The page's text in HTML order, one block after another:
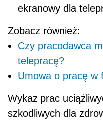
ekranowy dla
Zobacz również:
Czy pracodawca
telepracę?
Umowa o pracę w
Wykaz prac
szkodliwych dla